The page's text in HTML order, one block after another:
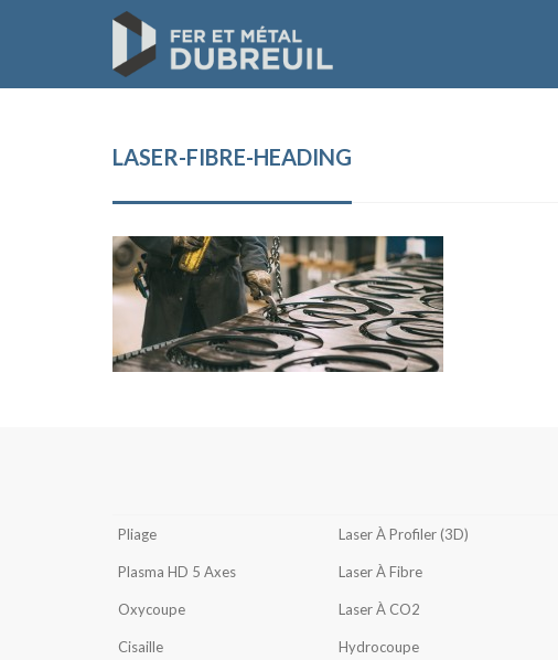
LASER-FIBRE-HEADING
Pliage
Plasma HD 5 Axes
Oxycoupe
Cisaille
Laser À Profiler (3D)
Laser À Fibre
Laser À CO2
Hydrocoupe